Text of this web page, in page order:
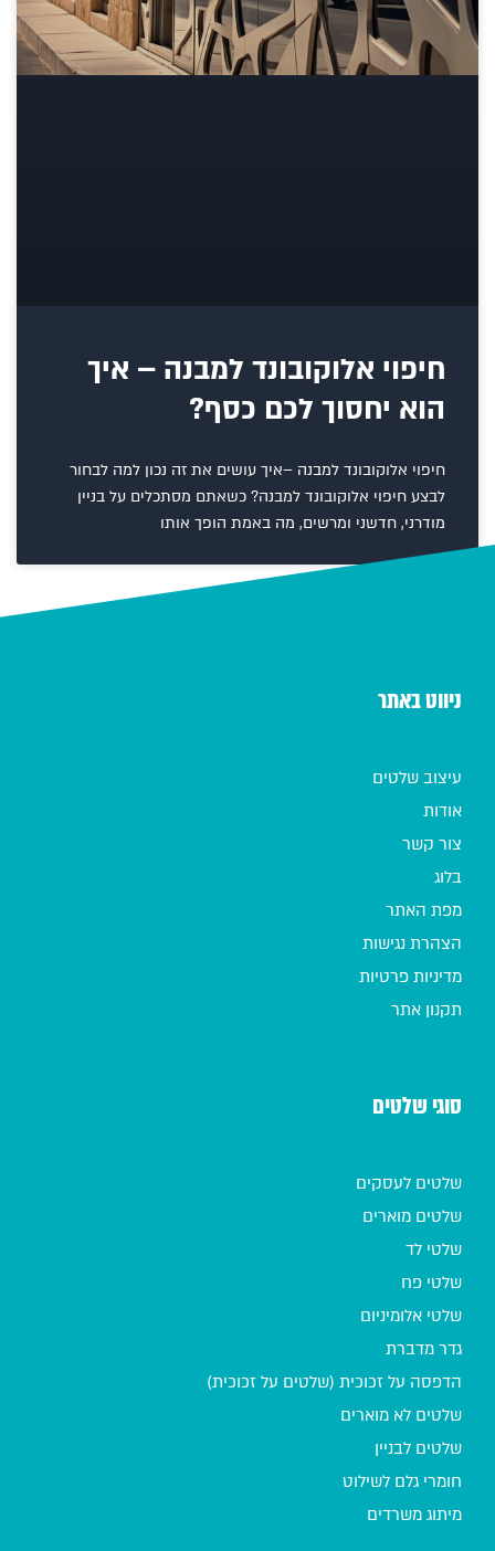
חיפוי אלוקובונד למבנה – איך
הוא יחסוך לכם כסף?
חיפוי אלוקובונד למבנה –איך עושים את זה נכון למה לבחור
לבצע חיפוי אלוקובונד למבנה? כשאתם מסתכלים על בניין
מודרני, חדשני ומרשים, מה באמת הופך אותו
ניווט באתר
עיצוב שלטים
אודות
צור קשר
בלוג
מפת האתר
הצהרת נגישות
מדיניות פרטיות
תקנון אתר
סוגי שלטים
שלטים לעסקים
שלטים מוארים
שלטי לד
שלטי פח
שלטי אלומיניום
גדר מדברת
הדפסה על זכוכית (שלטים על זכוכית)
שלטים לא מוארים
שלטים לבניין
חומרי גלם לשילוט
מיתוג משרדים